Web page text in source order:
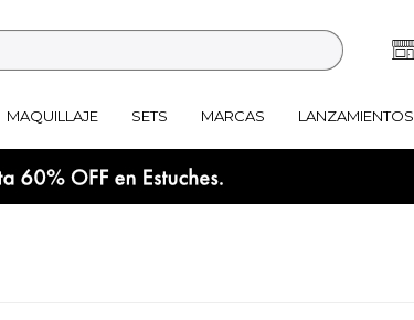
MAQUILLAJE SETS MARCAS LANZAMIENTOS